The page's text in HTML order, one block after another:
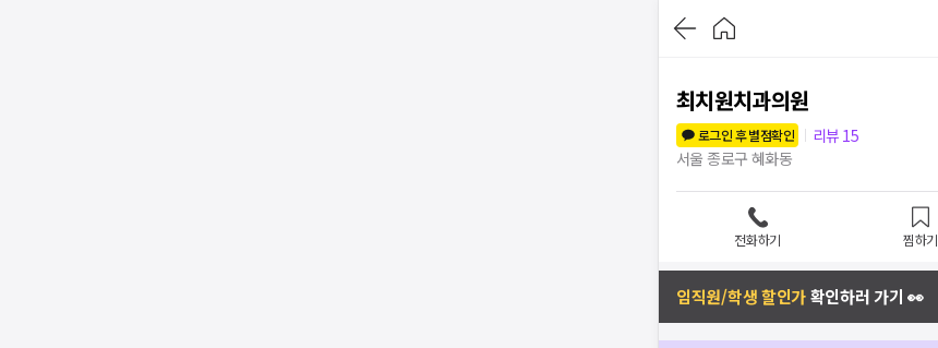
최치원치과의원
로그인 후 별점확인
리뷰 15
서울 종로구 혜화동
전화하기 찜하기
임직원/학생 할인가확인하러 가기 👀